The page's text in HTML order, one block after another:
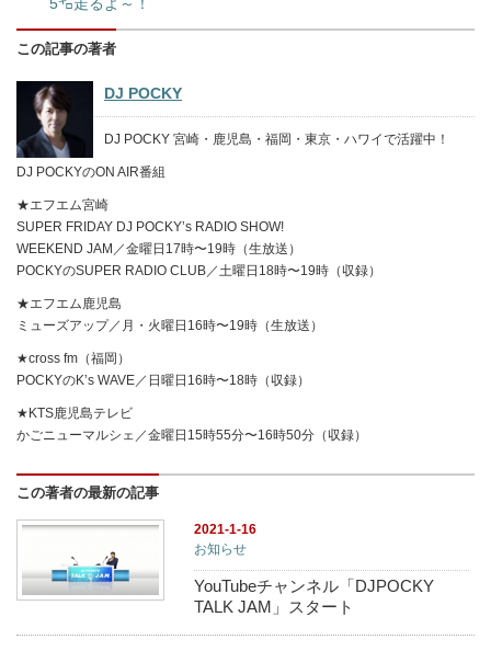
この記事の著者
DJ POCKY
DJ POCKY 宮崎・鹿児島・福岡・東京・ハワイで活躍中！
DJ POCKYのON AIR番組
★エフエム宮崎
SUPER FRIDAY DJ POCKY’s RADIO SHOW!
WEEKEND JAM／金曜日17時〜19時（生放送）
POCKYのSUPER RADIO CLUB／土曜日18時〜19時（収録）
★エフエム鹿児島
ミューズアップ／月・火曜日16時〜19時（生放送）
★cross fm（福岡）
POCKYのK’s WAVE／日曜日16時〜18時（収録）
★KTS鹿児島テレビ
かごニューマルシェ／金曜日15時55分〜16時50分（収録）
この著者の最新の記事
2021-1-16
お知らせ
YouTubeチャンネル「DJPOCKY
TALK JAM」スタート